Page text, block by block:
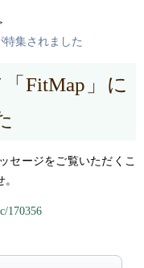
集されました
FitMap」に
セージをご覧いただくこ
170356